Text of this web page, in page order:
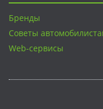
Бренды
Советы
Web-сервисы